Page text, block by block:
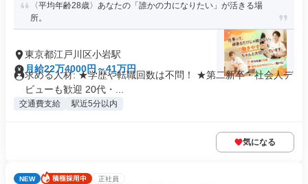
〈平均年齢28歳〉あなたの「誰かの力になりたい」が活きる場
所。
東京都江戸川区小岩駅
月給22万4000円～41万円
求める人材: ★学歴や転職回数は不問！ ★第二新卒・社会人デ
ビューも歓迎 20代・...
交通費支給 駅近5分以内
気になる
NEW 正社員